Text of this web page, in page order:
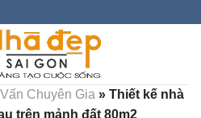
Chuyên Gia » Thiết kế nhà
trên mảnh đất 80m2